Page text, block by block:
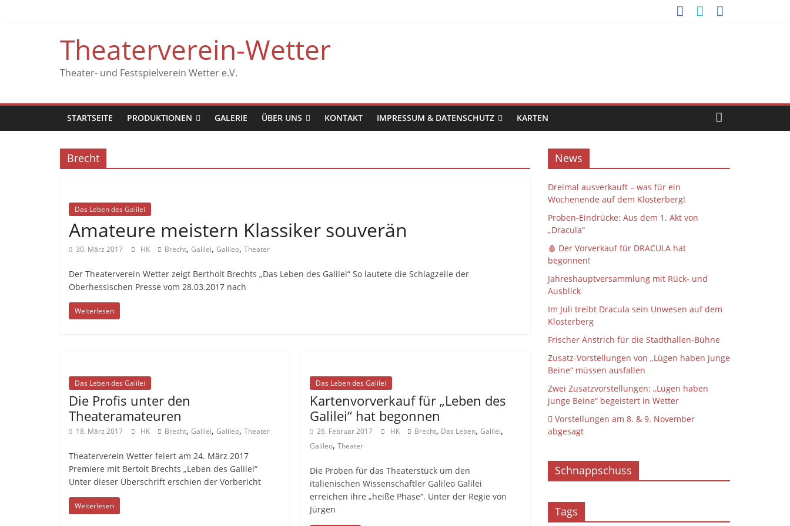
Theaterverein-Wetter
Theater- und Festspielverein Wetter e.V.
STARTSEITE PRODUKTIONEN GALERIE ÜBER UNS KONTAKT IMPRESSUM & DATENSCHUTZ KARTEN
Brecht
Das Leben des Galilei
Amateure meistern Klassiker souverän
30. März 2017 HK Brecht, Galilei, Galileo, Theater
Der Theaterverein Wetter zeigt Bertholt Brechts „Das Leben des Galilei“ So lautete die Schlagzeile der
Oberhessischen Presse vom 28.03.2017 nach
Weiterlesen
Das Leben des Galilei
Die Profis unter den
Theateramateuren
18. März 2017 HK Brecht, Galilei, Galileo, Theater
Theaterverein Wetter feiert am 24. März 2017
Premiere mit Bertolt Brechts „Leben des Galilei“
Unter dieser Überschrift erschien der Vorbericht
Weiterlesen
Das Leben des Galilei
Kartenvorverkauf für „Leben des
Galilei“ hat begonnen
26. Februar 2017 HK Brecht, Das Leben,Galilei,
Galileo,Theater
Die Proben für das Theaterstück um den
italienischen Wissenschaftler Galileo Galilei
erreichen ihre „heiße Phase“. Unter der Regie von
Jürgen
News
Dreimal ausverkauft – was für ein
Wochenende auf dem Klosterberg!
Proben-Eindrücke: Aus dem 1. Akt von
„Dracula“
🩸 Der Vorverkauf für DRACULA hat
begonnen!
Jahreshauptversammlung mit Rück- und
Ausblick
Im Juli treibt Dracula sein Unwesen auf dem
Klosterberg
Frischer Anstrich für die Stadthallen-Bühne
Zusatz-Vorstellungen von „Lügen haben junge
Beine“ müssen ausfallen
Zwei Zusatzvorstellungen: „Lügen haben
junge Beine“ begeistert in Wetter
 Vorstellungen am 8. & 9. November
abgesagt
Schnappschuss
Tags